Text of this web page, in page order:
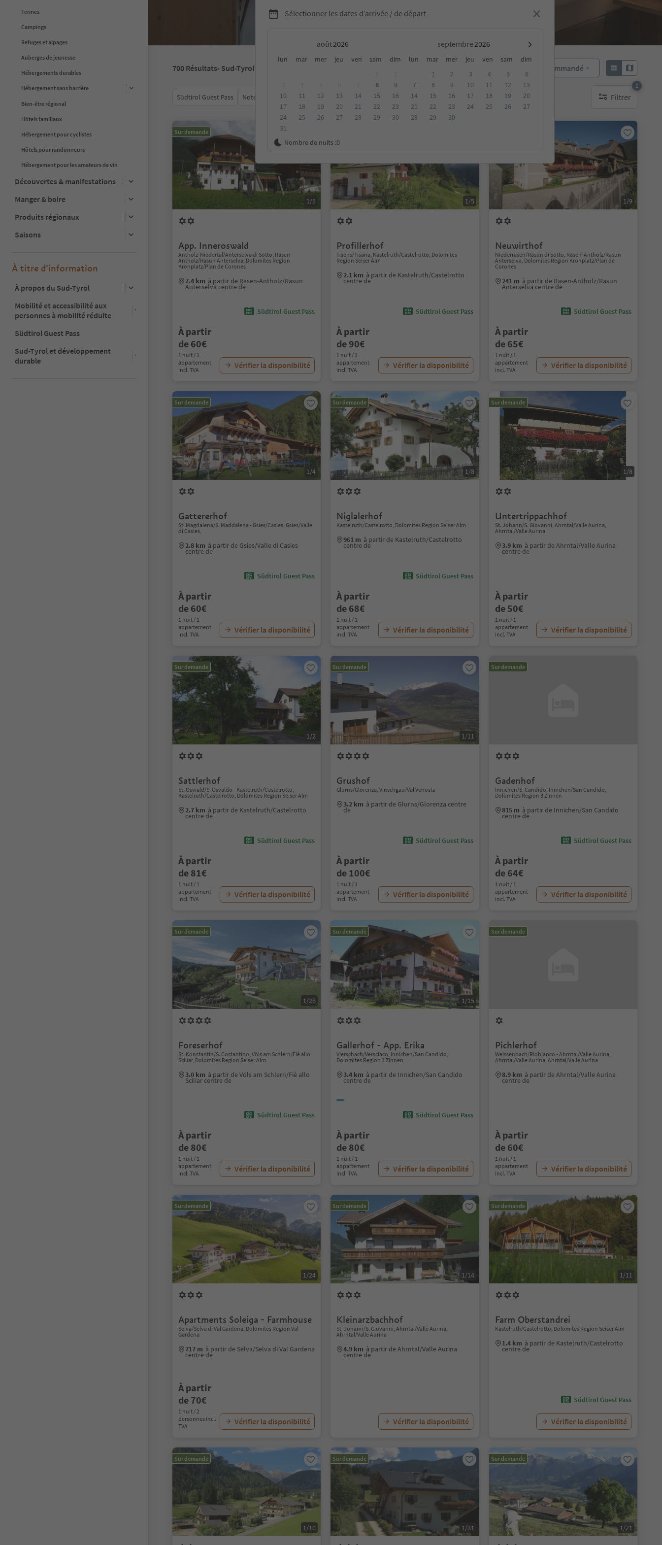
Fermes
Campings
Refuges et alpages
Auberges de jeunesse
Hébergements durables
Hébergement sans barrière
Bien-être régional
Hôtels familiaux
Hébergement pour cyclistes
Hôtels pour randonneurs
Hébergement pour les amateurs de vin
Découvertes & manifestations
Manger & boire
Produits régionaux
Saisons
À titre d’information
À propos du Sud-Tyrol
Mobilité et accessibilité aux
personnes à mobilité réduite
Südtirol Guest Pass
Sud-Tyrol et développement
durable
Sélectionner les dates d’arrivée / de départ
août septembre
lun mar mer jeu ven sam dim lun mar mer jeu ven sam
dim
8
9
10
11 12 13 14 15
16
17
18 19 20 21 22
23
24
25 26 27 28 29
30
31
1 2 3 4 5
6
7
8 9 10 11 12
13
14
15 16 17 18 19
20
21
22 23 24 25 26
27
28
29 30
Nombre de nuits :0
700 Résultats- Sud-Tyrol Recommandé
Südtirol Guest Pass Note moyenne Catégorie Options de la carte Hébergements durables Filtrer
1
1 filtre actif
Sur demande
1/5
App. Inneroswald
Antholz-Niedertal/Anterselva di Sotto, Rasen-
Antholz/Rasun Anterselva, Dolomites Region
Kronplatz/Plan de Corones
7.4 km à partir de Rasen-Antholz/Rasun
Anterselva centre de
Südtirol Guest Pass
À partir
de 60€
1 nuit / 1
appartement
incl. TVA
Vérifier la disponibilité
1/5
Profillerhof
Tisens/Tisana, Kastelruth/Castelrotto, Dolomites
Region Seiser Alm
2.1 km à partir de Kastelruth/Castelrotto
centre de
Südtirol Guest Pass
À partir
de 90€
1 nuit / 1
appartement
incl. TVA
Vérifier la disponibilité
1/9
Neuwirthof
Niederrasen/Rasun di Sotto, Rasen-Antholz/Rasun
Anterselva, Dolomites Region Kronplatz/Plan de
Corones
241 m à partir de Rasen-Antholz/Rasun
Anterselva centre de
Südtirol Guest Pass
À partir
de 65€
1 nuit / 1
appartement
incl. TVA
Vérifier la disponibilité
Sur demande
1/4
Gattererhof
St. Magdalena/S. Maddalena - Gsies/Casies, Gsies/Valle
di Casies,
2.8 km à partir de Gsies/Valle di Casies
centre de
Südtirol Guest Pass
À partir
de 60€
1 nuit / 1
appartement
incl. TVA
Vérifier la disponibilité
Sur demande
1/8
Niglalerhof
Kastelruth/Castelrotto, Dolomites Region Seiser Alm
961 m à partir de Kastelruth/Castelrotto
centre de
Südtirol Guest Pass
À partir
de 68€
1 nuit / 1
appartement
incl. TVA
Vérifier la disponibilité
Sur demande
1/8
Untertrippachhof
St. Johann/S. Giovanni, Ahrntal/Valle Aurina,
Ahrntal/Valle Aurina
3.9 km à partir de Ahrntal/Valle Aurina
centre de
À partir
de 50€
1 nuit / 1
appartement
incl. TVA
Vérifier la disponibilité
Sur demande
1/2
Sattlerhof
St. Oswald/S. Osvaldo - Kastelruth/Castelrotto,
Kastelruth/Castelrotto, Dolomites Region Seiser Alm
2.7 km à partir de Kastelruth/Castelrotto
centre de
Südtirol Guest Pass
À partir
de 81€
1 nuit / 1
appartement
incl. TVA
Vérifier la disponibilité
Sur demande
1/11
Grushof
Glurns/Glorenza, Vinschgau/Val Venosta
3.2 km à partir de Glurns/Glorenza centre
de
Südtirol Guest Pass
À partir
de 100€
1 nuit / 1
appartement
incl. TVA
Vérifier la disponibilité
Sur demande
Gadenhof
Innichen/S. Candido, Innichen/San Candido,
Dolomites Region 3 Zinnen
815 m à partir de Innichen/San Candido
centre de
Südtirol Guest Pass
À partir
de 64€
1 nuit / 1
appartement
incl. TVA
Vérifier la disponibilité
Sur demande
1/26
Foreserhof
St. Konstantin/S. Costantino, Völs am Schlern/Fiè allo
Sciliar, Dolomites Region Seiser Alm
3.0 km à partir de Völs am Schlern/Fiè allo
Sciliar centre de
Südtirol Guest Pass
À partir
de 80€
1 nuit / 1
appartement
incl. TVA
Vérifier la disponibilité
Sur demande
1/15
Gallerhof - App. Erika
Vierschach/Versciaco, Innichen/San Candido,
Dolomites Region 3 Zinnen
3.4 km à partir de Innichen/San Candido
centre de
Südtirol Guest Pass
À partir
de 80€
1 nuit / 1
appartement
incl. TVA
Vérifier la disponibilité
Sur demande
Pichlerhof
Weissenbach/Riobianco - Ahrntal/Valle Aurina,
Ahrntal/Valle Aurina, Ahrntal/Valle Aurina
8.9 km à partir de Ahrntal/Valle Aurina
centre de
À partir
de 60€
1 nuit / 1
appartement
incl. TVA
Vérifier la disponibilité
Sur demande
1/24
Apartments Soleiga - Farmhouse
Sëlva/Selva di Val Gardena, Dolomites Region Val
Gardena
717 m à partir de Sëlva/Selva di Val Gardena
centre de
À partir
de 70€
1 nuit / 2
personnes incl.
TVA
Vérifier la disponibilité
Sur demande
1/14
Kleinarzbachhof
St. Johann/S. Giovanni, Ahrntal/Valle Aurina,
Ahrntal/Valle Aurina
4.9 km à partir de Ahrntal/Valle Aurina
centre de
Vérifier la disponibilité
Sur demande
1/11
Farm Oberstandrei
Kastelruth/Castelrotto, Dolomites Region Seiser Alm
1.4 km à partir de Kastelruth/Castelrotto
centre de
Südtirol Guest Pass
Vérifier la disponibilité
Sur demande
1/10
Sur demande
1/31
Sur demande
1/21